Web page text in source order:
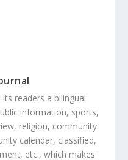
readers a bilingual
information, sports,
religion, community
calendar, classified,
etc., which makes